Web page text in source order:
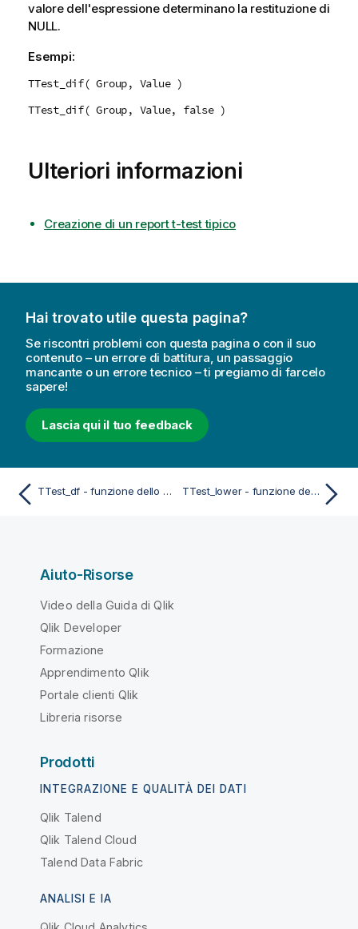
valore dell'espressione determinano la restituzione di
NULL.
Esempi:
TTest_dif( Group, Value )
TTest_dif( Group, Value, false )
Ulteriori informazioni
Creazione di un report t-test tipico
Hai trovato utile questa pagina?
Se riscontri problemi con questa pagina o con il suo
contenuto – un errore di battitura, un passaggio
mancante o un errore tecnico – ti pregiamo di farcelo
sapere!
Lascia qui il tuo feedback
TTest_df - funzione dello script e del grafico TTest_lower - funzione dello script e del grafico
Aiuto-Risorse
Video della Guida di Qlik
Qlik Developer
Formazione
Apprendimento Qlik
Portale clienti Qlik
Libreria risorse
Prodotti
INTEGRAZIONE E QUALITÀ DEI DATI
Qlik Talend
Qlik Talend Cloud
Talend Data Fabric
ANALISI E IA